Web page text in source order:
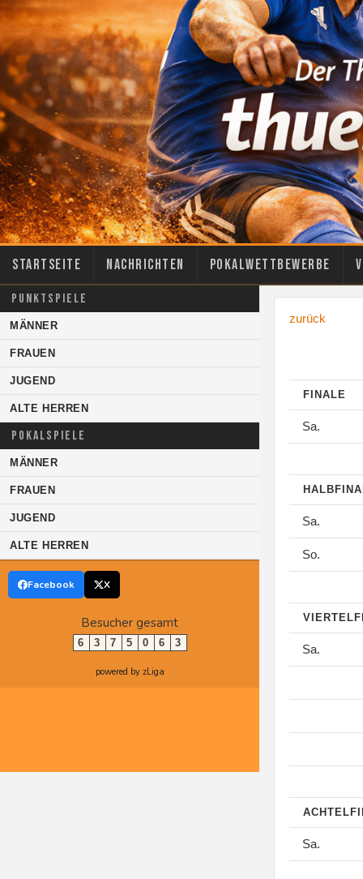
Startseite Nachrichten Pokalwettbewerbe
PUNKTSPIELE
MÄNNER
FRAUEN
JUGEND
ALTE HERREN
POKALSPIELE
MÄNNER
FRAUEN
JUGEND
ALTE HERREN
Facebook X
Besucher gesamt
6 3 7 5 0 6 3
powered by zLiga
zurück
FINALE
Sa.
Sa.
So.
Sa.
Sa.